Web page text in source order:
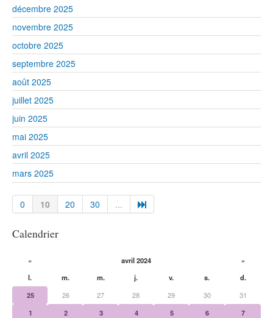
décembre 2025
novembre 2025
octobre 2025
septembre 2025
août 2025
juillet 2025
juin 2025
mai 2025
avril 2025
mars 2025
0 10 20 30 ...
Calendrier
« avril 2024
»
l.
m. m. j. v. s.
d.
25
26 27 28 29 30
31
1
2 3 4 5 6
7